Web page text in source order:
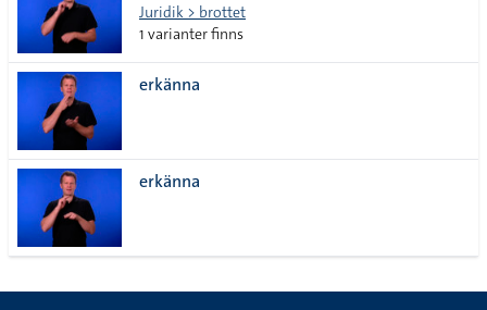
lista
Juridik > brottet
1 varianter finns
erkänna
erkänna